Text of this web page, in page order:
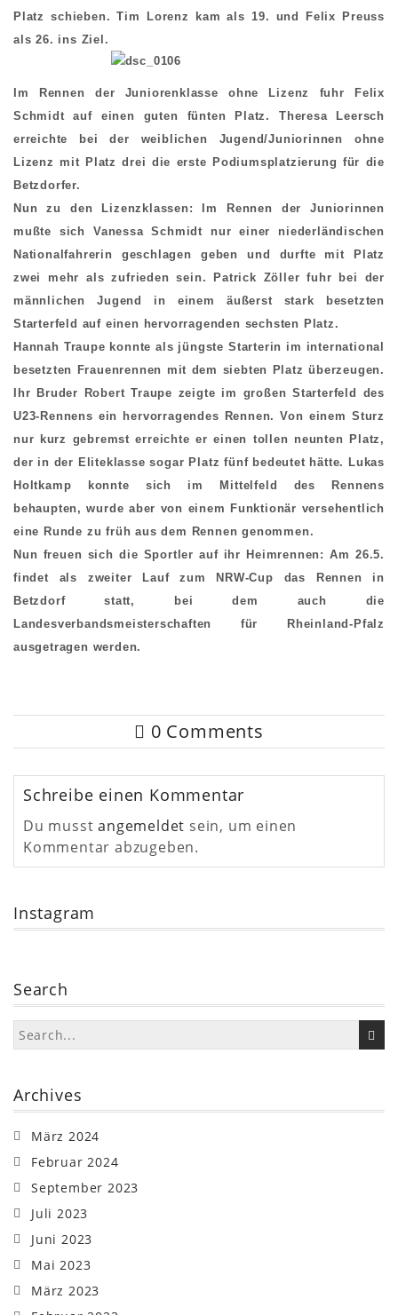
Platz schieben. Tim Lorenz kam als 19. und Felix Preuss
als 26. ins Ziel.
Im Rennen der Juniorenklasse ohne Lizenz fuhr Felix
Schmidt auf einen guten fünten Platz. Theresa Leersch
erreichte bei der weiblichen Jugend/Juniorinnen ohne
Lizenz mit Platz drei die erste Podiumsplatzierung für die
Betzdorfer.
Nun zu den Lizenzklassen: Im Rennen der Juniorinnen
mußte sich Vanessa Schmidt nur einer niederländischen
Nationalfahrerin geschlagen geben und durfte mit Platz
zwei mehr als zufrieden sein. Patrick Zöller fuhr bei der
männlichen Jugend in einem äußerst stark besetzten
Starterfeld auf einen hervorragenden sechsten Platz.
Hannah Traupe konnte als jüngste Starterin im international
besetzten Frauenrennen mit dem siebten Platz überzeugen.
Ihr Bruder Robert Traupe zeigte im großen Starterfeld des
U23-Rennens ein hervorragendes Rennen. Von einem Sturz
nur kurz gebremst erreichte er einen tollen neunten Platz,
der in der Eliteklasse sogar Platz fünf bedeutet hätte. Lukas
Holtkamp konnte sich im Mittelfeld des Rennens
behaupten, wurde aber von einem Funktionär versehentlich
eine Runde zu früh aus dem Rennen genommen.
Nun freuen sich die Sportler auf ihr Heimrennen: Am 26.5.
findet als zweiter Lauf zum NRW-Cup das Rennen in
Betzdorf statt, bei dem auch die
Landesverbandsmeisterschaften für Rheinland-Pfalz
ausgetragen werden.
0 Comments
Schreibe einen Kommentar
Du musstangemeldet sein, um einen
Kommentar abzugeben.
Instagram
Search
Archives
März 2024
Februar 2024
September 2023
Juli 2023
Juni 2023
Mai 2023
März 2023